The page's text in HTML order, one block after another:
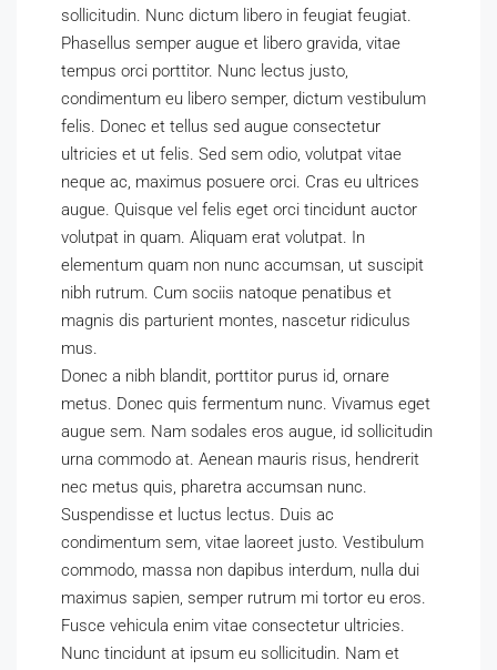
sollicitudin. Nunc dictum libero in feugiat feugiat.
Phasellus semper augue et libero gravida, vitae
tempus orci porttitor. Nunc lectus justo,
condimentum eu libero semper, dictum vestibulum
felis. Donec et tellus sed augue consectetur
ultricies et ut felis. Sed sem odio, volutpat vitae
neque ac, maximus posuere orci. Cras eu ultrices
augue. Quisque vel felis eget orci tincidunt auctor
volutpat in quam. Aliquam erat volutpat. In
elementum quam non nunc accumsan, ut suscipit
nibh rutrum. Cum sociis natoque penatibus et
magnis dis parturient montes, nascetur ridiculus
mus.
Donec a nibh blandit, porttitor purus id, ornare
metus. Donec quis fermentum nunc. Vivamus eget
augue sem. Nam sodales eros augue, id sollicitudin
urna commodo at. Aenean mauris risus, hendrerit
nec metus quis, pharetra accumsan nunc.
Suspendisse et luctus lectus. Duis ac
condimentum sem, vitae laoreet justo. Vestibulum
commodo, massa non dapibus interdum, nulla dui
maximus sapien, semper rutrum mi tortor eu eros.
Fusce vehicula enim vitae consectetur ultricies.
Nunc tincidunt at ipsum eu sollicitudin. Nam et